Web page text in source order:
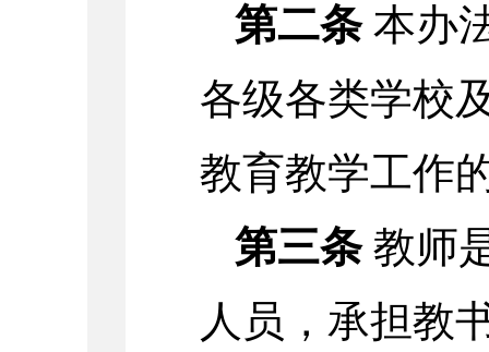
第二条本办
各级各类学校
教育教学工作
第三条教师
人员，承担教